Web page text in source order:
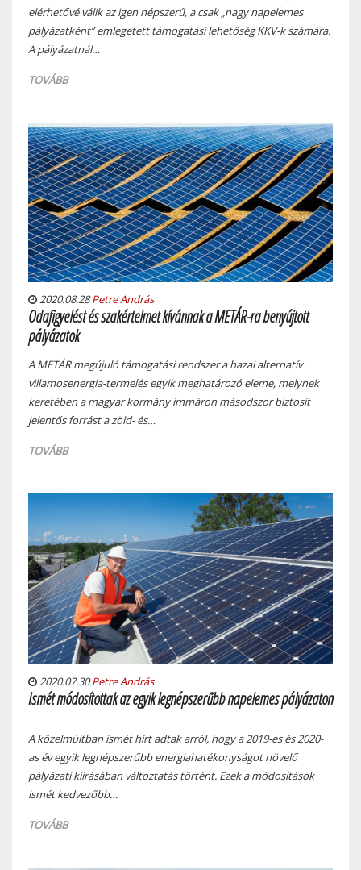
elérhetővé válik az igen népszerű, a csak „nagy napelemes
pályázatként” emlegetett támogatási lehetőség KKV-k számára.
A pályázatnál…
TOVÁBB
2020.08.28Petre András
Odafigyelést és szakértelmet kívánnak a METÁR-ra benyújtott
pályázatok
A METÁR megújuló támogatási rendszer a hazai alternatív
villamosenergia-termelés egyik meghatározó eleme, melynek
keretében a magyar kormány immáron másodszor biztosít
jelentős forrást a zöld- és…
TOVÁBB
2020.07.30Petre András
Ismét módosítottak az egyik legnépszerűbb napelemes pályázaton
A közelmúltban ismét hírt adtak arról, hogy a 2019-es és 2020-
as év egyik legnépszerűbb energiahatékonyságot növelő
pályázati kiírásában változtatás történt. Ezek a módosítások
ismét kedvezőbb…
TOVÁBB